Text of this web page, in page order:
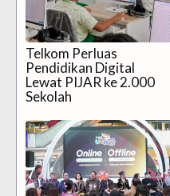
Telkom Perluas
Pendidikan Digital
Lewat PIJAR ke 2.000
Sekolah